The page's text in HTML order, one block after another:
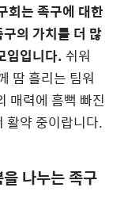
회는 족구에 대한
의 가치를 더 많
임입니다. 쉬워
땀 흘리는 팀워
매력에 흠뻑 빠진
활약 중이랍니다.
나누는 족구